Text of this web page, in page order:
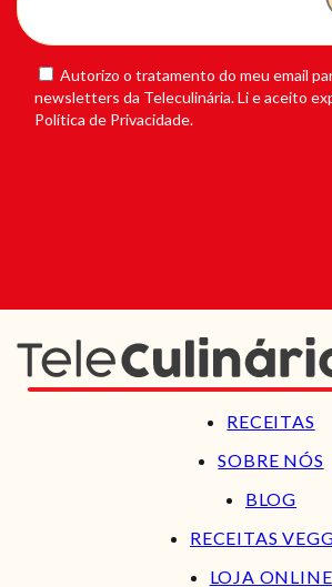
Autorizo o tratamento do meu email
newsletters da Teleculinária. Li e aceito
Política de Privacidade.
RECEITAS
SOBRE NÓS
BLOG
RECEITAS
LOJA ONLINE